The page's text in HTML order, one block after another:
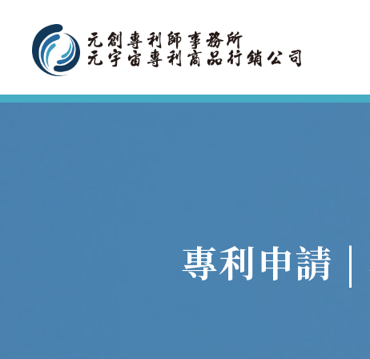
專利申請